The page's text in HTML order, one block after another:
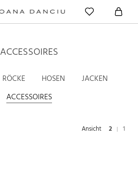
ACCESSOIRES
RÖCKE HOSEN
JACKEN
ACCESSOIRES
Ansicht 2 | 1